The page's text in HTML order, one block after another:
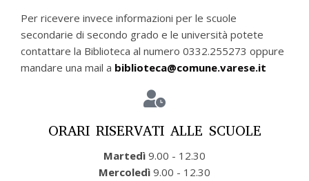
Per ricevere invece informazioni per le scuole
secondarie di secondo grado e le università potete
contattare la Biblioteca al numero 0332.255273 oppure
mandare una mail a biblioteca@comune.varese.it
ORARI RISERVATI ALLE SCUOLE
Martedì 9.00 - 12.30
Mercoledì 9.00 - 12.30